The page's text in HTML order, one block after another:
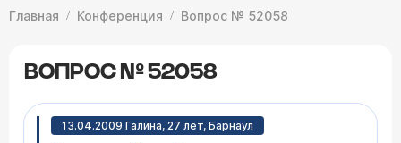
Главная Конференция Вопрос № 52058
ВОПРОС № 52058
13.04.2009 Галина, 27 лет, Барнаул